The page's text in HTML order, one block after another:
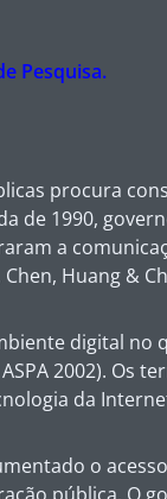
Pesquisa.
procura
de 1990,
a
Huang &
digital no
2002). Os
da
o